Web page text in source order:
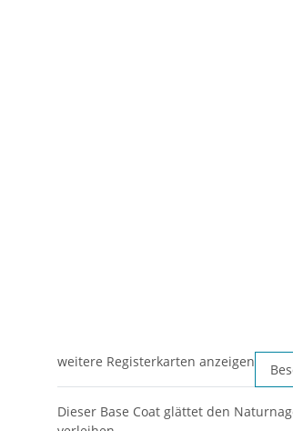
weitere Registerkarten anzeigen
Dieser Base Coat glättet den